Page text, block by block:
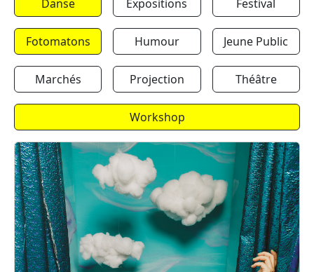
Danse Expositions Festival
Fotomatons Humour Jeune Public
Marchés Projection Théâtre
Workshop